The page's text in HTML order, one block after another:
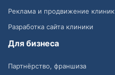
Реклама и продвижение клиник
Разработка сайта клиники
Для бизнеса
Партнёрство, франшиза